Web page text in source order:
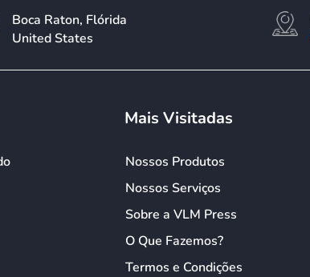
Boca Raton, Flórida
United States
Mais Visitadas
Nossos Produtos
Nossos Serviços
Sobre a VLM Press
O Que Fazemos?
Termos e Condições